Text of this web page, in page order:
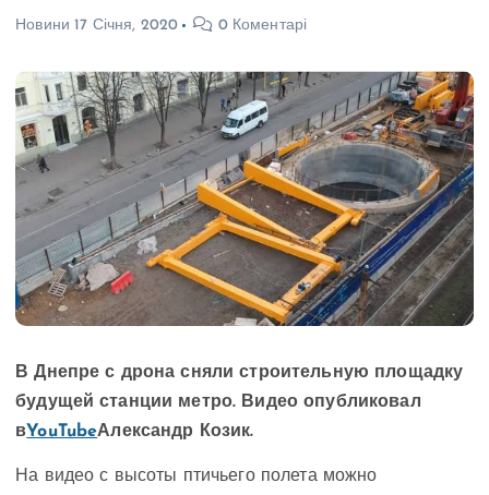
Новини 17 Січня, 2020 0 Коментарі
В Днепре с дрона сняли строительную площадку
будущей станции метро. Видео опубликовал
вYouTubeАлександр Козик.
На видео с высоты птичьего полета можно